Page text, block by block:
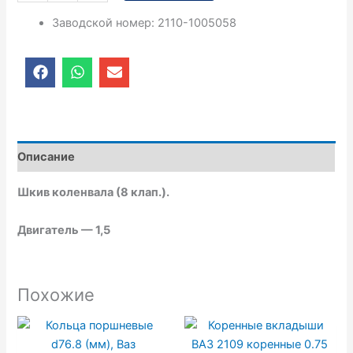
Заводской номер: 2110-1005058
F
a
o
o
k
W
h
a
p
E
n
o
e
Описание
Шкив коленвала (8 клап.).
Двигатель — 1,5
Похожие